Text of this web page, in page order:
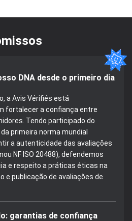
DNA desde o primeiro dia
a Avis Vérifiés está
fortalecer a confiança entre
Tendo participado do
primeira norma mundial
a autenticidade das avaliações
NF ISO 20488), defendemos
e respeito a práticas éticas na
e publicação de avaliações de
garantias de confiança